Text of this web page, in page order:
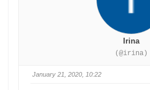
Irina
(@irina)
January 21, 2020, 10:22